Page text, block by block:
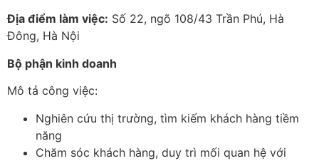
Địa điểm làm việc: Số 22, ngõ 108/43 Trần Phú, Hà
Đông, Hà Nội
Bộ phận kinh doanh
Mô tả công việc:
Nghiên cứu thị trường, tìm kiếm khách hàng tiềm
năng
Chăm sóc khách hàng, duy trì mối quan hệ với